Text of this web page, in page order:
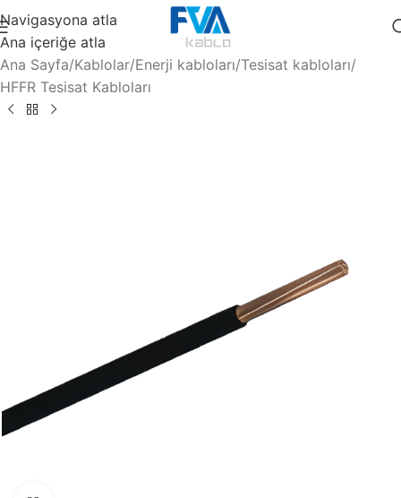
Navigasyona atla
Ana içeriğe atla
Ana Sayfa/Kablolar/Enerji kabloları/Tesisat kabloları/
HFFR Tesisat Kabloları